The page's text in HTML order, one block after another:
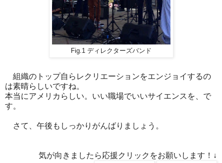
Fig.1 ディレクターズバンド
組織のトップ自らレクリエーションをエンジョイするの
は素晴らしいですね。
本当にアメリカらしい。いい職場でいいサイエンスを、で
す。
さて、午後もしっかりがんばりましょう。
気が向きましたら応援クリックをお願いします！↓